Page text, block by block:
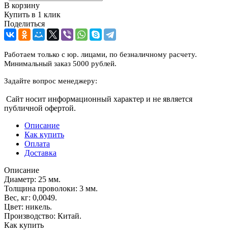
В корзину
Купить в 1 клик
Поделиться
Работаем только с юр. лицами, по безналичному расчету.
Минимальный заказ 5000 рублей.
Задайте вопрос менеджеру:
Сайт носит информационный характер и не является
публичной офертой.
Описание
Как купить
Оплата
Доставка
Описание
Диаметр: 25 мм.
Толщина проволоки: 3 мм.
Вес, кг: 0,0049.
Цвет: никель.
Производство: Китай.
Как купить